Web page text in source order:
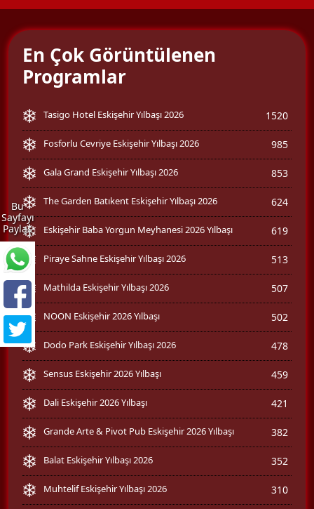
Bu
Sayfayı
Paylaş
En Çok Görüntülenen
Programlar
Tasigo Hotel Eskişehir Yılbaşı 2026 1520
Fosforlu Cevriye Eskişehir Yılbaşı 2026 985
Gala Grand Eskişehir Yılbaşı 2026 853
The Garden Batıkent Eskişehir Yılbaşı 2026 624
Eskişehir Baba Yorgun Meyhanesi 2026 Yılbaşı 619
Piraye Sahne Eskişehir Yılbaşı 2026 513
Mathilda Eskişehir Yılbaşı 2026 507
NOON Eskişehir 2026 Yılbaşı 502
Dodo Park Eskişehir Yılbaşı 2026 478
Sensus Eskişehir 2026 Yılbaşı 459
Dali Eskişehir 2026 Yılbaşı 421
Grande Arte & Pivot Pub Eskişehir 2026 Yılbaşı 382
Balat Eskişehir Yılbaşı 2026 352
Muhtelif Eskişehir Yılbaşı 2026 310